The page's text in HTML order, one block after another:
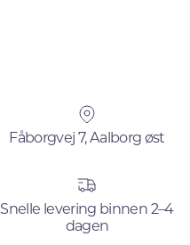
Fåborgvej 7, Aalborg øst
Snelle levering binnen 2–4
dagen